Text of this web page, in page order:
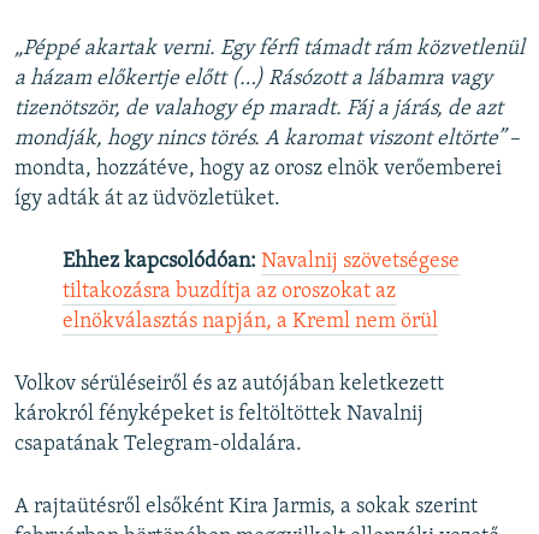
„Péppé akartak verni. Egy férfi támadt rám közvetlenül
a házam előkertje előtt (…) Rásózott a lábamra vagy
tizenötször, de valahogy ép maradt. Fáj a járás, de azt
mondják, hogy nincs törés. A karomat viszont eltörte”–
mondta, hozzátéve, hogy az orosz elnök verőemberei
így adták át az üdvözletüket.
Ehhez kapcsolódóan: Navalnij szövetségese
tiltakozásra buzdítja az oroszokat az
elnökválasztás napján, a Kreml nem örül
Volkov sérüléseiről és az autójában keletkezett
károkról fényképeket is feltöltöttek Navalnij
csapatának Telegram-oldalára.
A rajtaütésről elsőként Kira Jarmis, a sokak szerint